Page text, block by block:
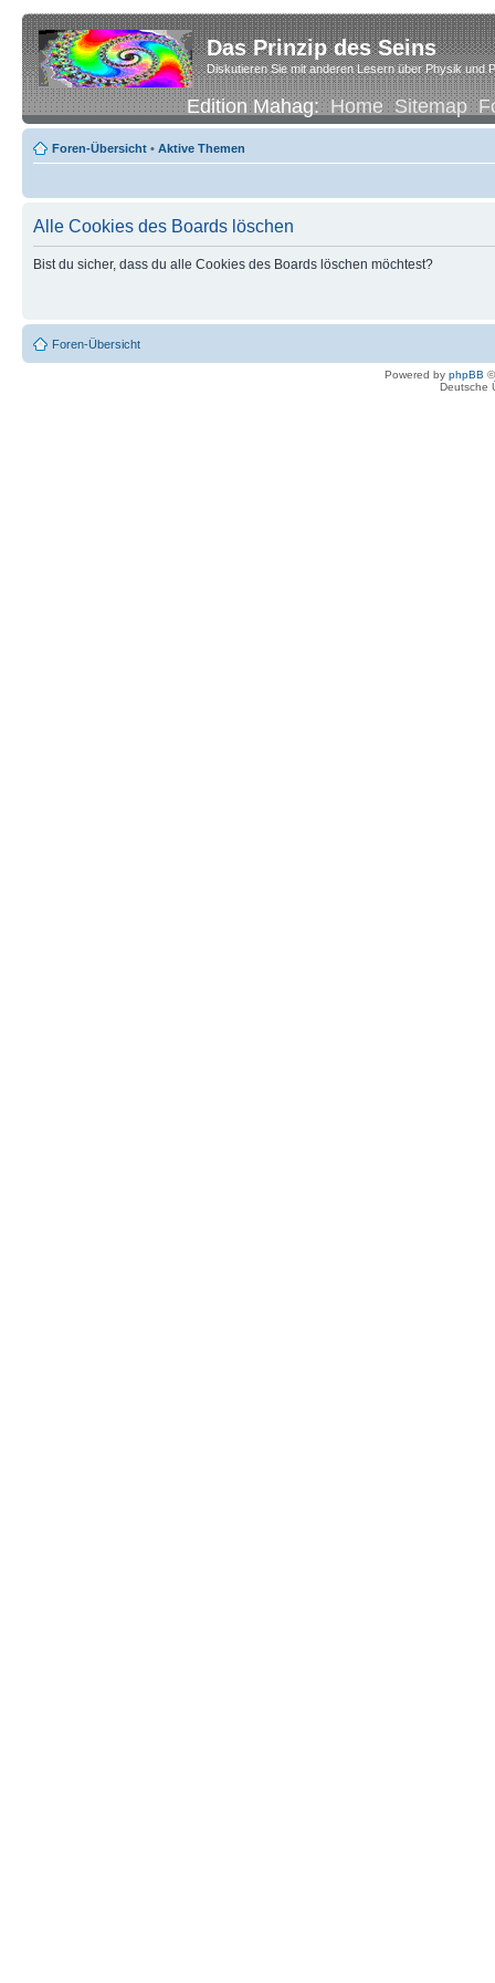
Das Prinzip des Seins
Diskutieren Sie mit anderen Lesern über Physik und
Edition Mahag:Home Sitemap
Foren-Übersicht • Aktive Themen
Alle Cookies des Boards löschen
Bist du sicher, dass du alle Cookies des Boards löschen möchtest?
Foren-Übersicht
Powered by phpBB
Deutsche